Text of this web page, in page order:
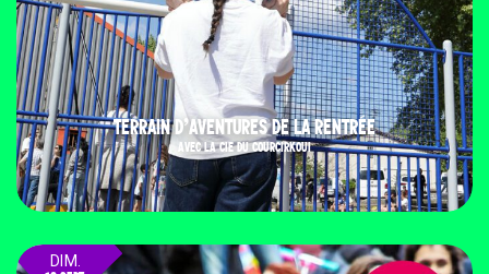
TERRAIN D’AVENTURES DE LA RENTRÉE
AVEC LA CIE DU COURCIRKOUI
DIM.